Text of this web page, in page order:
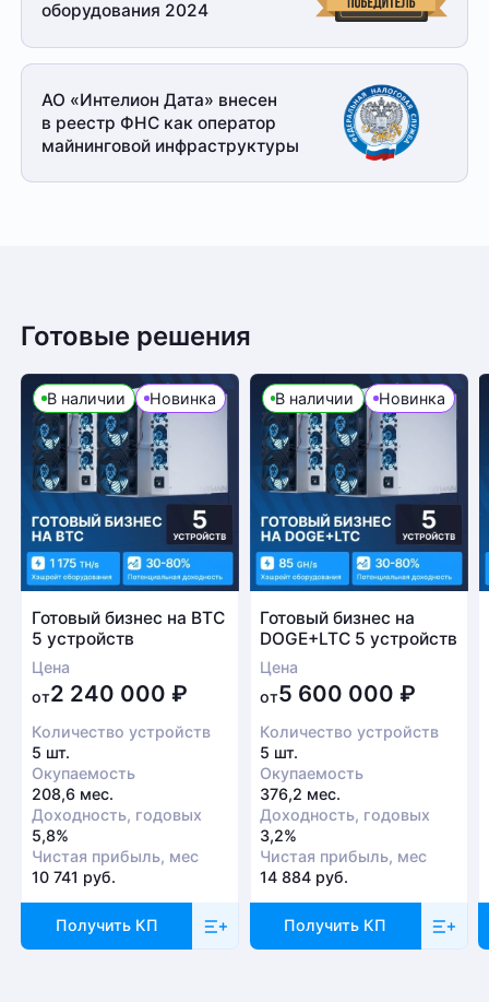
оборудования 2024
АО «Интелион Дата» внесен
в реестр ФНС как оператор
майнинговой инфраструктуры
Готовые решения
В наличии Новинка
Готовый бизнес на BTC
5 устройств
Цена
от2 240 000 ₽
Количество устройств
5 шт.
Окупаемость
208,6 мес.
Доходность, годовых
5,8%
Чистая прибыль, мес
10 741 руб.
Получить КП
В наличии Новинка
Готовый бизнес на
DOGE+LTC 5 устройств
Цена
от5 600 000₽
Количество устройств
5 шт.
Окупаемость
376,2 мес.
Доходность, годовых
3,2%
Чистая прибыль, мес
14 884 руб.
Получить КП